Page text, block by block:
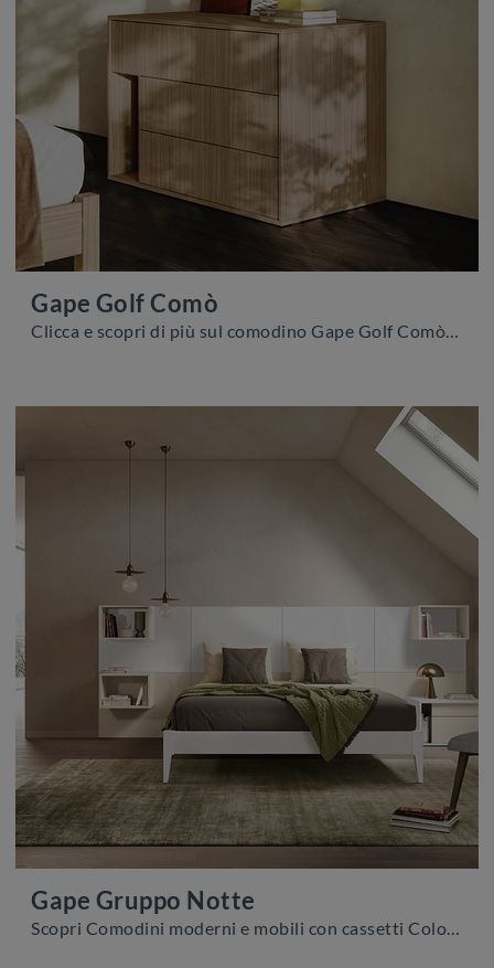
Gape Golf Comò
Clicca e scopri di più sul comodino Gape Golf Comò: Comodini e mobili con cassetti di Colombini Casa sono ideali per spazi moderni.
Gape Gruppo Notte
Scopri Comodini moderni e mobili con cassetti Colombini Casa! Il modello Gape Gruppo Notte realizzato in melaminico è il miglior acquisto.